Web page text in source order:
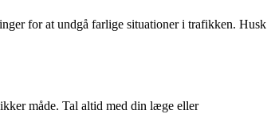
for at undgå farlige situationer i trafikken. Husk
måde. Tal altid med din læge eller